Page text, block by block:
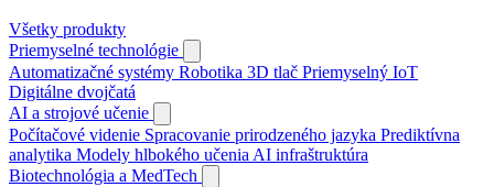
Všetky produkty
Priemyselné technológie
Automatizačné systémy Robotika 3D tlač Priemyselný IoT
Digitálne dvojčatá
AI a strojové učenie
Počítačové videnie Spracovanie prirodzeného jazyka Prediktívna
analytika Modely hlbokého učenia AI infraštruktúra
Biotechnológia a MedTech